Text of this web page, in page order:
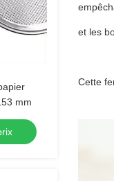
mm
et les
Cette